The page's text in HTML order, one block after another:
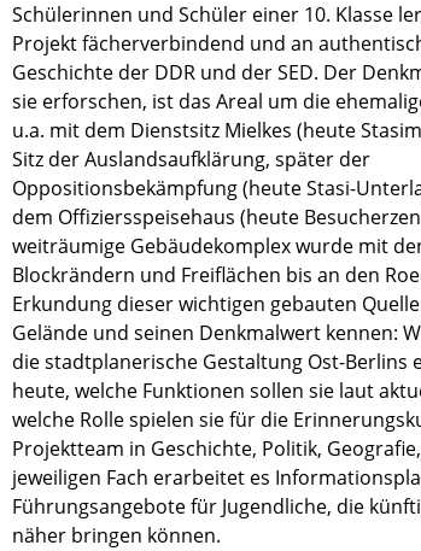
Schülerinnen und Schüler einer 10. Klasse
Projekt fächerverbindend und an
Geschichte der DDR und der SED. Der
sie erforschen, ist das Areal um die
u.a. mit dem Dienstsitz Mielkes (heute
Sitz der Auslandsaufklärung, später der
Oppositionsbekämpfung (heute Stasi-
dem Offiziersspeisehaus (heute
weiträumige Gebäudekomplex wurde mit
Blockrändern und Freiflächen bis an den
Erkundung dieser wichtigen gebauten
Gelände und seinen Denkmalwert kennen:
die stadtplanerische Gestaltung Ost-Berlins
heute, welche Funktionen sollen sie laut
welche Rolle spielen sie für die
Projektteam in Geschichte, Politik,
jeweiligen Fach erarbeitet es
Führungsangebote für Jugendliche, die
näher bringen können.